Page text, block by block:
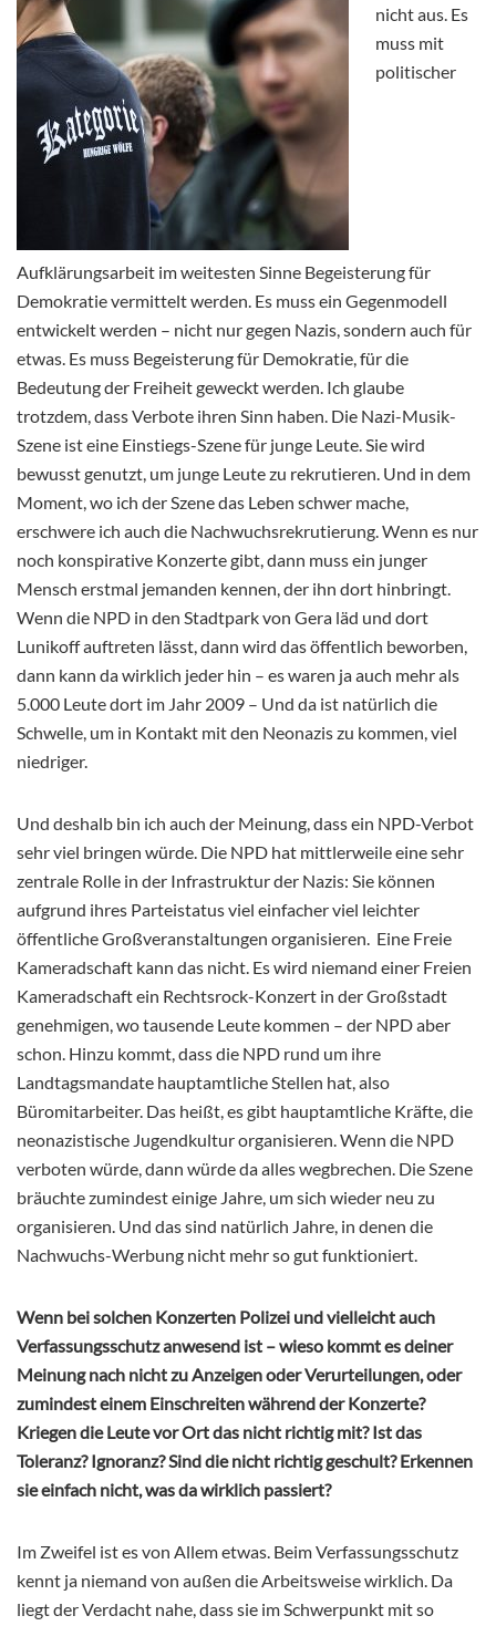
nicht aus. Es
muss mit
politischer
Aufklärungsarbeit im weitesten Sinne Begeisterung für
Demokratie vermittelt werden. Es muss ein Gegenmodell
entwickelt werden – nicht nur gegen Nazis, sondern auch für
etwas. Es muss Begeisterung für Demokratie, für die
Bedeutung der Freiheit geweckt werden. Ich glaube
trotzdem, dass Verbote ihren Sinn haben. Die Nazi-Musik-
Szene ist eine Einstiegs-Szene für junge Leute. Sie wird
bewusst genutzt, um junge Leute zu rekrutieren. Und in dem
Moment, wo ich der Szene das Leben schwer mache,
erschwere ich auch die Nachwuchsrekrutierung. Wenn es nur
noch konspirative Konzerte gibt, dann muss ein junger
Mensch erstmal jemanden kennen, der ihn dort hinbringt.
Wenn die NPD in den Stadtpark von Gera läd und dort
Lunikoff auftreten lässt, dann wird das öffentlich beworben,
dann kann da wirklich jeder hin – es waren ja auch mehr als
5.000 Leute dort im Jahr 2009 – Und da ist natürlich die
Schwelle, um in Kontakt mit den Neonazis zu kommen, viel
niedriger.
Und deshalb bin ich auch der Meinung, dass ein NPD-Verbot
sehr viel bringen würde. Die NPD hat mittlerweile eine sehr
zentrale Rolle in der Infrastruktur der Nazis: Sie können
aufgrund ihres Parteistatus viel einfacher viel leichter
öffentliche Großveranstaltungen organisieren. Eine Freie
Kameradschaft kann das nicht. Es wird niemand einer Freien
Kameradschaft ein Rechtsrock-Konzert in der Großstadt
genehmigen, wo tausende Leute kommen – der NPD aber
schon. Hinzu kommt, dass die NPD rund um ihre
Landtagsmandate hauptamtliche Stellen hat, also
Büromitarbeiter. Das heißt, es gibt hauptamtliche Kräfte, die
neonazistische Jugendkultur organisieren. Wenn die NPD
verboten würde, dann würde da alles wegbrechen. Die Szene
bräuchte zumindest einige Jahre, um sich wieder neu zu
organisieren. Und das sind natürlich Jahre, in denen die
Nachwuchs-Werbung nicht mehr so gut funktioniert.
Wenn bei solchen Konzerten Polizei und vielleicht auch
Verfassungsschutz anwesend ist – wieso kommt es deiner
Meinung nach nicht zu Anzeigen oder Verurteilungen, oder
zumindest einem Einschreiten während der Konzerte?
Kriegen die Leute vor Ort das nicht richtig mit? Ist das
Toleranz? Ignoranz? Sind die nicht richtig geschult? Erkennen
sie einfach nicht, was da wirklich passiert?
Im Zweifel ist es von Allem etwas. Beim Verfassungsschutz
kennt ja niemand von außen die Arbeitsweise wirklich. Da
liegt der Verdacht nahe, dass sie im Schwerpunkt mit so